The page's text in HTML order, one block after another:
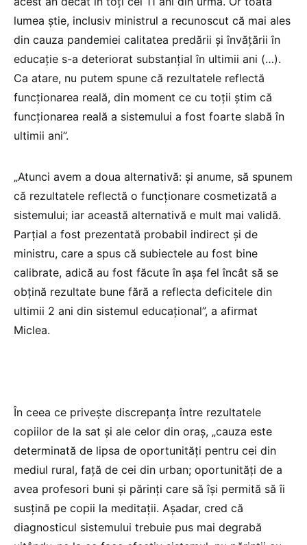
lumea știe, inclusiv ministrul a recunoscut că mai ales
din cauza pandemiei calitatea predării și învățării în
educație s-a deteriorat substanțial în ultimii ani (…).
Ca atare, nu putem spune că rezultatele reflectă
funcționarea reală, din moment ce cu toții știm că
funcționarea reală a sistemului a fost foarte slabă în
ultimii ani”.
„Atunci avem a doua alternativă: și anume, să spunem
că rezultatele reflectă o funcționare cosmetizată a
sistemului; iar această alternativă e mult mai validă.
Parțial a fost prezentată probabil indirect și de
ministru, care a spus că subiectele au fost bine
calibrate, adică au fost făcute în așa fel încât să se
obțină rezultate bune fără a reflecta deficitele din
ultimii 2 ani din sistemul educațional”, a afirmat
Miclea.
În ceea ce privește discrepanța între rezultatele
copiilor de la sat și ale celor din oraș, „cauza este
determinată de lipsa de oportunități pentru cei din
mediul rural, față de cei din urban; oportunități de a
avea profesori buni și părinți care să își permită să îi
susțină pe copii la meditații. Așadar, cred că
diagnosticul sistemului trebuie pus mai degrabă